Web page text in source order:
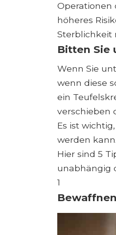
Operationen
höheres
Sterblichkeit
Bitten Sie
Wenn Sie
wenn diese
ein
verschieben
Es ist
werden kann.
Hier sind 5
unabhängig
1